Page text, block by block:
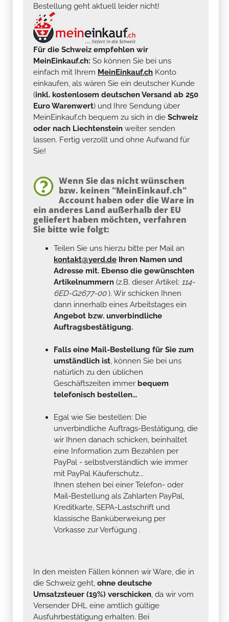
Bestellung geht aktuell leider nicht!
Für die Schweiz empfehlen wir
MeinEinkauf.ch: So können Sie bei uns
einfach mit Ihrem MeinEinkauf.ch Konto
einkaufen, als wären Sie ein deutscher Kunde
(inkl. kostenlosem deutschen Versand ab 250
Euro Warenwert) und Ihre Sendung über
MeinEinkauf.ch bequem zu sich in die Schweiz
oder nach Liechtenstein weiter senden
lassen. Fertig verzollt und ohne Aufwand für
Sie!
Wenn Sie das nicht wünschen
bzw. keinen "MeinEinkauf.ch"
Account haben oder die Ware in
ein anderes Land außerhalb der EU
geliefert haben möchten, verfahren
Sie bitte wie folgt:
Teilen Sie uns hierzu bitte per Mail an
kontakt@yerd.de Ihren Namen und
Adresse mit. Ebenso die gewünschten
Artikelnummern (z.B. dieser Artikel: 114-
6ED-G2677-00). Wir schicken Ihnen
dann innerhalb eines Arbeitstages ein
Angebot bzw. unverbindliche
Auftragsbestätigung.
Falls eine Mail-Bestellung für Sie zum
umständlich ist, können Sie bei uns
natürlich zu den üblichen
Geschäftszeiten immer bequem
telefonisch bestellen...
Egal wie Sie bestellen: Die
unverbindliche Auftrags-Bestätigung, die
wir Ihnen danach schicken, beinhaltet
eine Information zum Bezahlen per
PayPal - selbstverständlich wie immer
mit PayPal Käuferschutz...
Ihnen stehen bei einer Telefon- oder
Mail-Bestellung als Zahlarten PayPal,
Kreditkarte, SEPA-Lastschrift und
klassische Banküberweiung per
Vorkasse zur Verfügung .
In den meisten Fällen können wir Ware, die in
die Schweiz geht, ohne deutsche
Umsatzsteuer (19%) verschicken, da wir vom
Versender DHL eine amtlich gültige
Ausfuhrbestätigung erhalten. Bei